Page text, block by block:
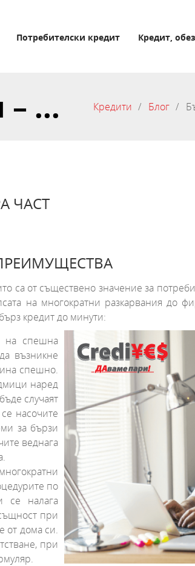
Потребителски кредит Кредит,
... Кредити Блог
ЧАСТ
са от съществено значение за
на многократни разкарвания до
кредит до минути:
на спешна
възникне
спешно.
наред
случаят
насочите
за бързи
веднага
по
се налага
при
от дома си.
при